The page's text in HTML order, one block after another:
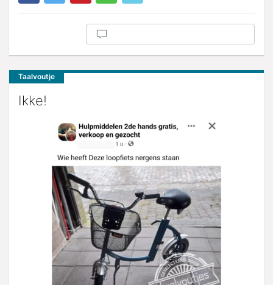
Taalvoutje
Ikke!